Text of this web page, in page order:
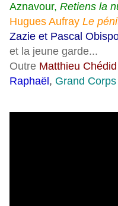
Aznavour, Retiens la
Hugues Aufray Le
Zazie et Pascal
et la jeune garde...
Outre Matthieu Chédid
Raphaël , Grand